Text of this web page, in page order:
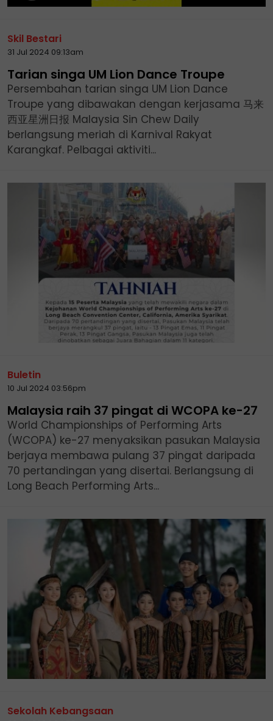
Skil Bestari
31 Jul 2024 09:13am
Tarian singa UM Lion Dance Troupe
Persembahan tarian singa UM Lion Dance
Troupe yang dibawakan dengan kerjasama 马来
西亚星洲日报 Malaysia Sin Chew Daily
berlangsung meriah di Karnival Rakyat
Karangkaf. Pelbagai aktiviti...
Buletin
10 Jul 2024 03:56pm
Malaysia raih 37 pingat di WCOPA ke-27
World Championships of Performing Arts
(WCOPA) ke-27 menyaksikan pasukan Malaysia
berjaya membawa pulang 37 pingat daripada
70 pertandingan yang disertai. Berlangsung di
Long Beach Performing Arts...
Sekolah Kebangsaan